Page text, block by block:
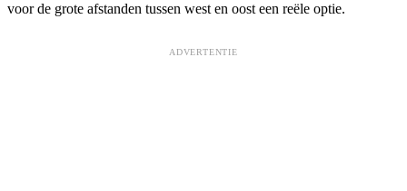
voor de grote afstanden tussen west en oost een reële optie.
ADVERTENTIE